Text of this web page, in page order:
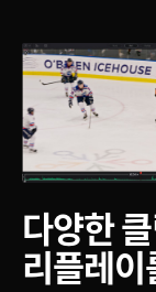
다양한
리플레